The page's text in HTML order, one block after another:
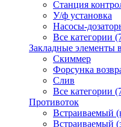
Станция
У/ф установка
Насосы-
Все категории
Закладные элементы
Скиммер
Форсунка
Слив
Все категории
Противоток
Встраиваемый
Встраиваемый